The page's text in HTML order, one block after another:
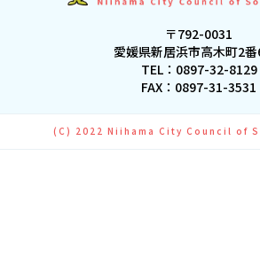
〒792-0031
愛媛県新居浜市高木町2
TEL： 0897-32-8129
FAX：0897-31-3531
(C) 2022 Niihama City Council of